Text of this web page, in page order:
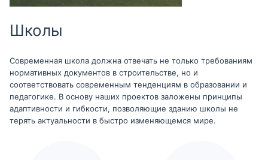
Школы
Современная школа должна отвечать не только требованиям
нормативных документов в строительстве, но и
соответствовать современным тенденциям в образовании и
педагогике. В основу наших проектов заложены принципы
адаптивности и гибкости, позволяющие зданию школы не
терять актуальности в быстро изменяющемся мире.